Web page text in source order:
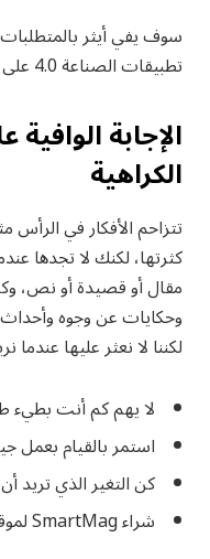
سوف يفي أيثر
تطبيقات الصناعة 4.0 على الشبكة، وذلك لأنه يوفر الآتي.
الإجابة
الكراهية
تتزاحم الأفكار في
كثرتها، لكنك لا تجدها
مقال أو قصيدة أو نص،
وحكايات عن وجوه
لكننا لا نعثر عليها عندما
لا يهم كم أنت بطيء
استمر بالقيام بعمل
كن التغير الذي تريد
شراء SmartMag لموقع الويب الخاص بك.